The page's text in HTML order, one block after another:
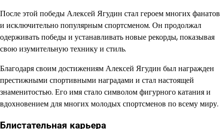
После этой победы Алексей Ягудин стал героем многих фанатов
и исключительно популярным спортсменом. Он продолжал
одерживать победы и устанавливать новые рекорды, показывая
свою изумительную технику и стиль.
Благодаря своим достижениям Алексей Ягудин был награжден
престижными спортивными наградами и стал настоящей
знаменитостью. Его имя стало символом фигурного катания и
вдохновением для многих молодых спортсменов по всему миру.
Блистательная карьера